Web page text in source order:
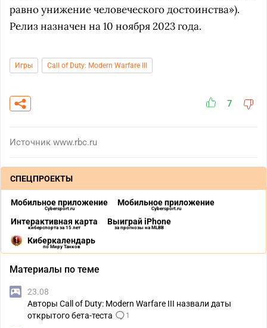
равно унижение человеческого достоинства»).
Релиз назначен на 10 ноября 2023 года.
Игры Call of Duty: Modern Warfare III
7
Источник www.rbc.ru
СПЕЦПРОЕКТЫ
Мобильное приложение
Cybersport.ru
Мобильное приложение
Cybersport.ru
Интерактивная карта
киберспорта за 15 лет
Выиграй iPhone
за прогнозы на MLBB
Киберкалендарь
по Миру Танков
Материалы по теме
23.08
Авторы Call of Duty: Modern Warfare III назвали даты
открытого бета-теста
1